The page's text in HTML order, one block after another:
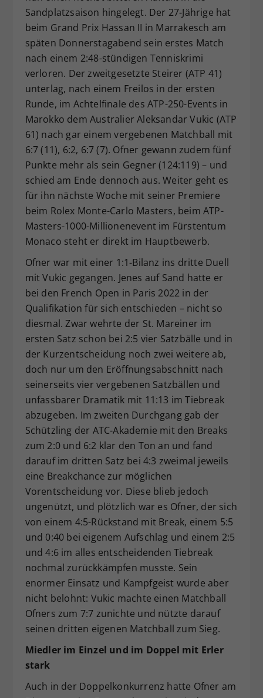
Sandplatzsaison hingelegt. Der 27-Jährige hat
beim Grand Prix Hassan II in Marrakesch am
späten Donnerstagabend sein erstes Match
nach einem 2:48-stündigen Tenniskrimi
verloren. Der zweitgesetzte Steirer (ATP 41)
unterlag, nach einem Freilos in der ersten
Runde, im Achtelfinale des ATP-250-Events in
Marokko dem Australier Aleksandar Vukic (ATP
61) nach gar einem vergebenen Matchball mit
6:7 (11), 6:2, 6:7 (7). Ofner gewann zudem fünf
Punkte mehr als sein Gegner (124:119) – und
schied am Ende dennoch aus. Weiter geht es
für ihn nächste Woche mit seiner Premiere
beim Rolex Monte-Carlo Masters, beim ATP-
Masters-1000-Millionenevent im Fürstentum
Monaco steht er direkt im Hauptbewerb.
Ofner war mit einer 1:1-Bilanz ins dritte Duell
mit Vukic gegangen. Jenes auf Sand hatte er
bei den French Open in Paris 2022 in der
Qualifikation für sich entschieden – nicht so
diesmal. Zwar wehrte der St. Mareiner im
ersten Satz schon bei 2:5 vier Satzbälle und in
der Kurzentscheidung noch zwei weitere ab,
doch nur um den Eröffnungsabschnitt nach
seinerseits vier vergebenen Satzbällen und
unfassbarer Dramatik mit 11:13 im Tiebreak
abzugeben. Im zweiten Durchgang gab der
Schützling der ATC-Akademie mit den Breaks
zum 2:0 und 6:2 klar den Ton an und fand
darauf im dritten Satz bei 4:3 zweimal jeweils
eine Breakchance zur möglichen
Vorentscheidung vor. Diese blieb jedoch
ungenützt, und plötzlich war es Ofner, der sich
von einem 4:5-Rückstand mit Break, einem 5:5
und 0:40 bei eigenem Aufschlag und einem 2:5
und 4:6 im alles entscheidenden Tiebreak
nochmal zurückkämpfen musste. Sein
enormer Einsatz und Kampfgeist wurde aber
nicht belohnt: Vukic machte einen Matchball
Ofners zum 7:7 zunichte und nützte darauf
seinen dritten eigenen Matchball zum Sieg.
Miedler im Einzel und im Doppel mit Erler
stark
Auch in der Doppelkonkurrenz hatte Ofner am
Zweck
Dieser Wert speichert Ihre Consent-
Einstellungen. Unter anderem eine
zufällig generierte ID, für die
historische Speicherung Ihrer
vorgenommen Einstellungen, falls der
Webseiten-Betreiber dies eingestellt
hat.